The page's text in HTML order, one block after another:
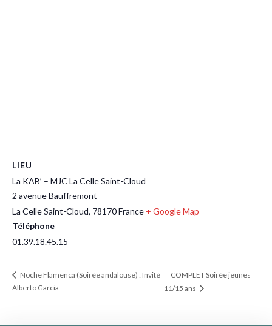
LIEU
La KAB’ – MJC La Celle Saint-Cloud
2 avenue Bauffremont
La Celle Saint-Cloud, 78170France + Google Map
Téléphone
01.39.18.45.15
Noche Flamenca (Soirée andalouse) : Invité
Alberto Garcia
COMPLET Soirée jeunes
11/15 ans